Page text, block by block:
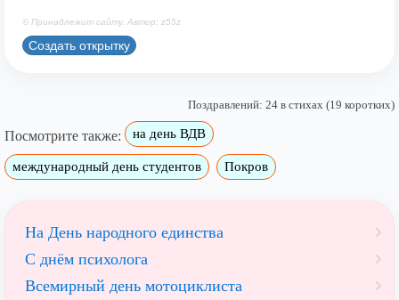
© Принадлежит сайту. Автор: z55z
Создать открытку
Поздравлений: 24 в стихах (19 коротких)
Посмотрите также: на день ВДВ
международный день студентов Покров
На День народного единства
С днём психолога
Всемирный день мотоциклиста